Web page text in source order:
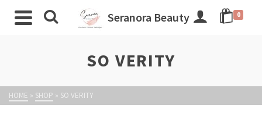
Seranora Beauty 0
SO VERITY
HOME » SHOP » SO VERITY